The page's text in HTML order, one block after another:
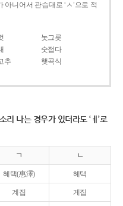
아니어서 관습대로 ‘ㅅ’으로 적
놋그릇
숫접다
추 햇곡식
소리 나는 경우가 있더라도 ‘ㅖ’로
ㄱ ㄴ
혜택(惠澤) 헤택
계집 게집